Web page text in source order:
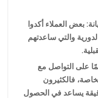
بعض العملاء أكدوا
والتي ساعدتهم
على التواصل مع
فالكثيرون
يساعد في الحصول